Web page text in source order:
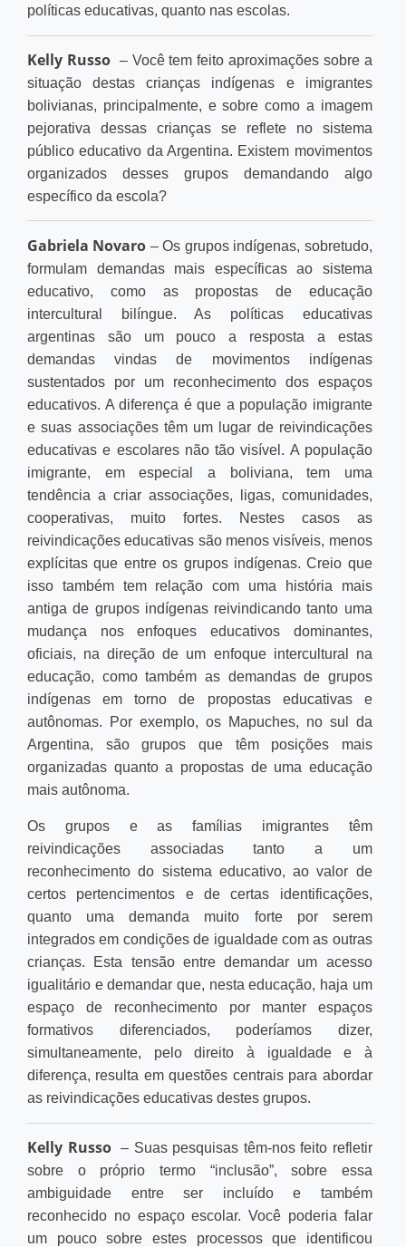
políticas educativas, quanto nas escolas.
Kelly Russo – Você tem feito aproximações sobre a
situação destas crianças indígenas e imigrantes
bolivianas, principalmente, e sobre como a imagem
pejorativa dessas crianças se reflete no sistema
público educativo da Argentina. Existem movimentos
organizados desses grupos demandando algo
específico da escola?
Gabriela Novaro – Os grupos indígenas, sobretudo,
formulam demandas mais específicas ao sistema
educativo, como as propostas de educação
intercultural bilíngue. As políticas educativas
argentinas são um pouco a resposta a estas
demandas vindas de movimentos indígenas
sustentados por um reconhecimento dos espaços
educativos. A diferença é que a população imigrante
e suas associações têm um lugar de reivindicações
educativas e escolares não tão visível. A população
imigrante, em especial a boliviana, tem uma
tendência a criar associações, ligas, comunidades,
cooperativas, muito fortes. Nestes casos as
reivindicações educativas são menos visíveis, menos
explícitas que entre os grupos indígenas. Creio que
isso também tem relação com uma história mais
antiga de grupos indígenas reivindicando tanto uma
mudança nos enfoques educativos dominantes,
oficiais, na direção de um enfoque intercultural na
educação, como também as demandas de grupos
indígenas em torno de propostas educativas e
autônomas. Por exemplo, os Mapuches, no sul da
Argentina, são grupos que têm posições mais
organizadas quanto a propostas de uma educação
mais autônoma.
Os grupos e as famílias imigrantes têm
reivindicações associadas tanto a um
reconhecimento do sistema educativo, ao valor de
certos pertencimentos e de certas identificações,
quanto uma demanda muito forte por serem
integrados em condições de igualdade com as outras
crianças. Esta tensão entre demandar um acesso
igualitário e demandar que, nesta educação, haja um
espaço de reconhecimento por manter espaços
formativos diferenciados, poderíamos dizer,
simultaneamente, pelo direito à igualdade e à
diferença, resulta em questões centrais para abordar
as reivindicações educativas destes grupos.
Kelly Russo
– Suas pesquisas têm-nos feito refletir
sobre o próprio termo “inclusão”, sobre essa
ambiguidade entre ser incluído e também
reconhecido no espaço escolar. Você poderia falar
um pouco sobre estes processos que identificou